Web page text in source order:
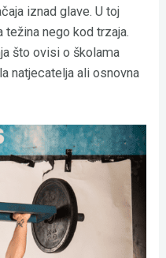
iznad glave. U toj
nego kod trzaja.
što ovisi o školama
natjecatelja ali osnovna